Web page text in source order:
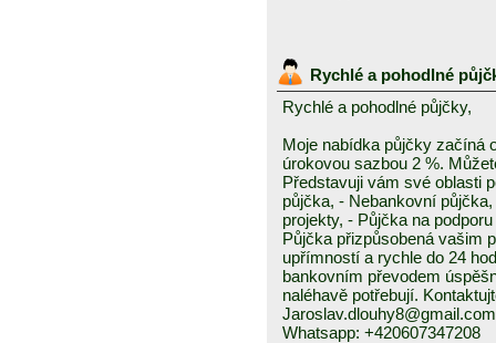
Rychlé a pohodlné
Rychlé a pohodlné půjčky,
Moje nabídka půjčky začíná
úrokovou sazbou 2 %.
Představuji vám své oblasti
půjčka, - Nebankovní
projekty, - Půjčka na
Půjčka přizpůsobená vašim
upřímností a rychle do 24
bankovním převodem
naléhavě potřebují.
Jaroslav.dlouhy8@gmail.com
Whatsapp: +420607347208